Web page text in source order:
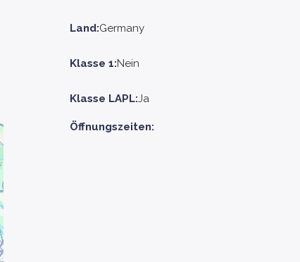
Land:Germany
Klasse 1:Nein
Klasse LAPL:Ja
Öffnungszeiten: